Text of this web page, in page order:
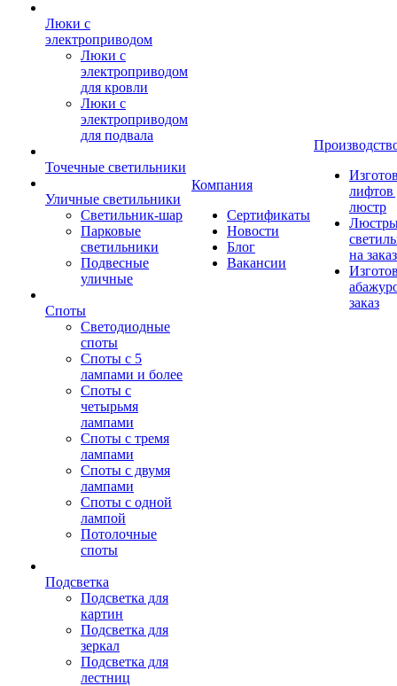
Люки с
электроприводом
Люки с
электроприводом
для кровли
Люки с
электроприводом
для подвала
Точечные светильники
Уличные светильники
Светильник-шар
Парковые
светильники
Подвесные
уличные
Споты
Светодиодные
споты
Споты с 5
лампами и более
Споты с
четырьмя
лампами
Споты с тремя
лампами
Споты с двумя
лампами
Споты с одной
лампой
Потолочные
споты
Подсветка
Подсветка для
картин
Подсветка для
зеркал
Подсветка для
лестниц
Компания
Сертификаты
Новости
Блог
Вакансии
лифтов
люстр
на заказ
заказ